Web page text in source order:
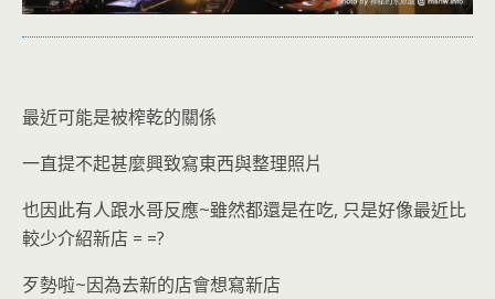
最近可能是被榨乾的關係
一直提不起甚麼興致寫東西與整理照片
也因此有人跟水哥反應~雖然都還是在吃, 只是好像最近比
較少介紹新店 = =?
歹勢啦~因為去新的店會想寫新店